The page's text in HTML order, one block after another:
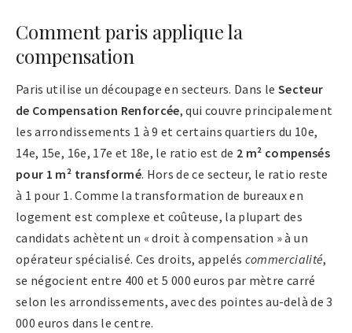
Comment paris applique la
compensation
Paris utilise un découpage en secteurs. Dans le Secteur
de Compensation Renforcée, qui couvre principalement
les arrondissements 1 à 9 et certains quartiers du 10e,
14e, 15e, 16e, 17e et 18e, le ratio est de 2 m² compensés
pour 1 m² transformé. Hors de ce secteur, le ratio reste
à 1 pour 1. Comme la transformation de bureaux en
logement est complexe et coûteuse, la plupart des
candidats achètent un « droit à compensation » à un
opérateur spécialisé. Ces droits, appelés commercialité,
se négocient entre 400 et 5 000 euros par mètre carré
selon les arrondissements, avec des pointes au-delà de 3
000 euros dans le centre.